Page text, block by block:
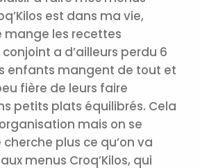
est dans ma vie,
les recettes
conjoint a d’ailleurs perdu 6
enfants mangent de tout et
fière de leurs faire
petits plats équilibrés. Cela
mais on se
plus ce qu’on va
menus Croq’Kilos, qui